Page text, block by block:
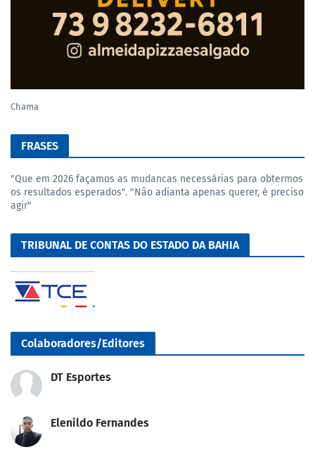
Chama
FRASES
"Que em 2026 façamos as mudancas necessárias para obtermos
os resultados esperados". "Não adianta apenas querer, é preciso
agir"
TRIBUNAL DE CONTAS DO ESTADO DA BAHIA
Colaboradores/Editores
DT Esportes
Elenildo Fernandes